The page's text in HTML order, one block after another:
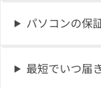
パソコンの保
最短でいつ届